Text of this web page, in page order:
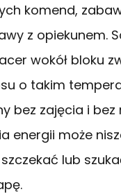
komend,
z opiekunem.
wokół bloku
o takim
bez zajęcia i bez
energii może
lub